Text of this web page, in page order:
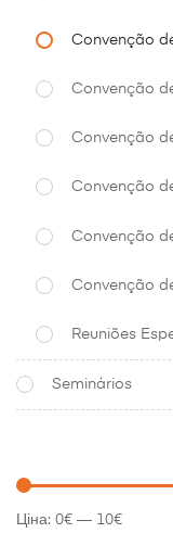
Convenção
Convenção
Convenção
Convenção
Convenção
Convenção
Reuniões
Seminários
Ціна: 0€ — 10€